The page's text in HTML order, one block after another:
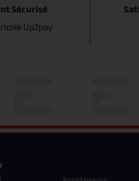
Sécurisé
Up2pay